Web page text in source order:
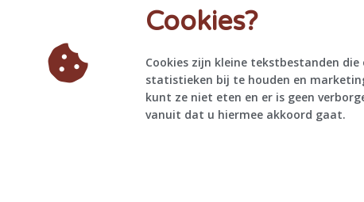
Cookies?
Cookies zijn kleine tekstbestanden
statistieken bij te houden en
kunt ze niet eten en er is geen
vanuit dat u hiermee akkoord gaat.